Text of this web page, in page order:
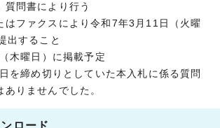
質問書により行う
はファクスにより令和7年3月11日（火曜
出すること
木曜日）に掲載予定
を締め切りとしていた本入札に係る質問
りませんでした。
ロード